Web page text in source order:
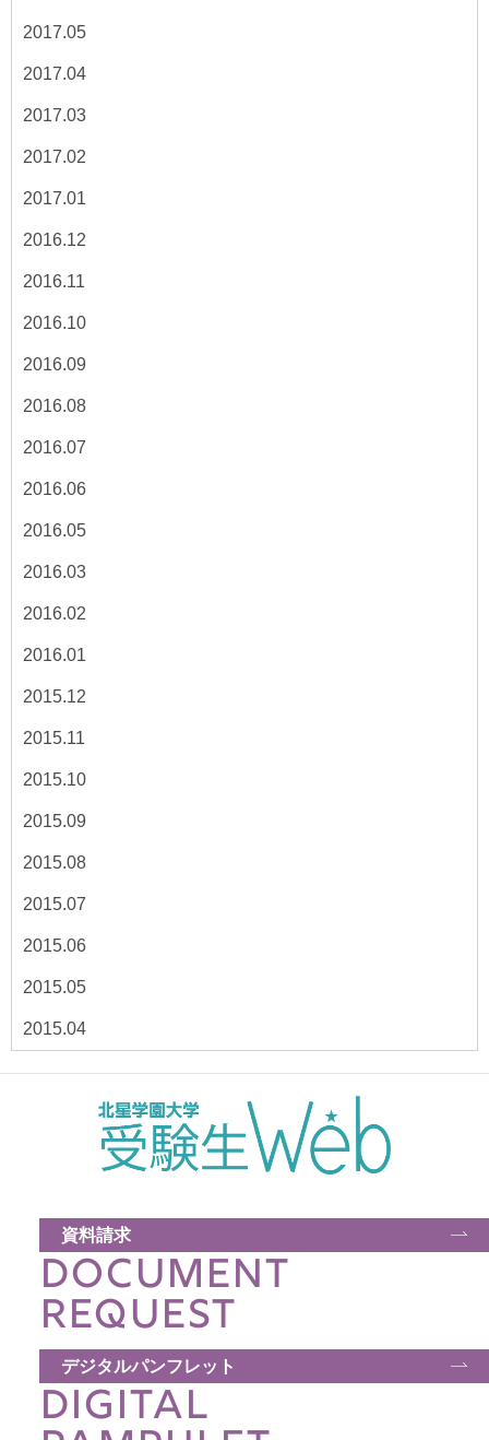
2017.05
2017.04
2017.03
2017.02
2017.01
2016.12
2016.11
2016.10
2016.09
2016.08
2016.07
2016.06
2016.05
2016.03
2016.02
2016.01
2015.12
2015.11
2015.10
2015.09
2015.08
2015.07
2015.06
2015.05
2015.04
資料請求
DOCUMENT
REQUEST
デジタルパンフレット
DIGITAL